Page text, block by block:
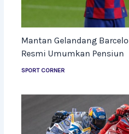
Mantan Gelandang
Resmi Umumkan Pensiun
SPORT CORNER